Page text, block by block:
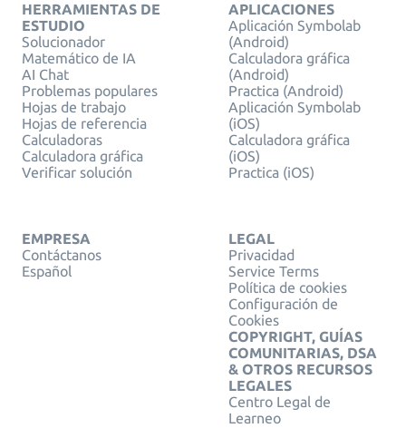
HERRAMIENTAS DE
ESTUDIO
Solucionador
Matemático de IA
AI Chat
Problemas populares
Hojas de trabajo
Hojas de referencia
Calculadoras
Calculadora gráfica
Verificar solución
APLICACIONES
Aplicación Symbolab
(Android)
Calculadora gráfica
(Android)
Practica (Android)
Aplicación Symbolab
(iOS)
Calculadora gráfica
(iOS)
Practica (iOS)
EMPRESA
Contáctanos
Español
LEGAL
Privacidad
Service Terms
Política de cookies
Configuración de
Cookies
COPYRIGHT, GUÍAS
COMUNITARIAS, DSA
& OTROS RECURSOS
LEGALES
Centro Legal de
Learneo